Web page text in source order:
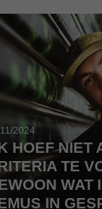
2024
HOEF NIET
TE
WAT
IN